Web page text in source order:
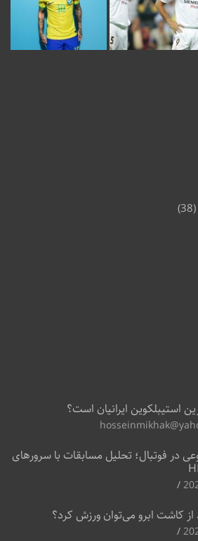
(38)
استیبلکوین ایرانیان است؟
در فوتبال؛ تحلیل مسابقات با سرورهای
از کاشت ابرو می‌توان ورزش کرد؟